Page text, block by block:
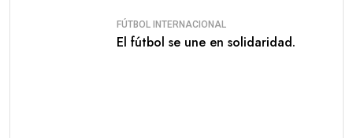
FÚTBOL INTERNACIONAL
El fútbol se une en solidaridad.